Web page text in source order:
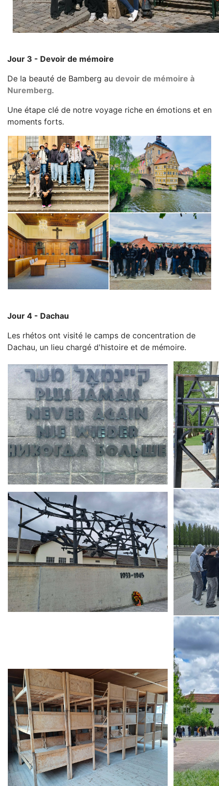
Jour 3 - Devoir de mémoire
De la beauté de Bamberg au devoir de mémoire à
Nuremberg.
Une étape clé de notre voyage riche en émotions et en
moments forts.
Jour 4 - Dachau
Les rhétos ont visité le camps de concentration de
Dachau, un lieu chargé d'histoire et de mémoire.